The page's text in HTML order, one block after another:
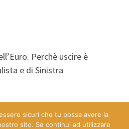
Perchè uscire è
e di Sinistra
sicuri che tu possa avere la
sito. Se continui ad utilizzare